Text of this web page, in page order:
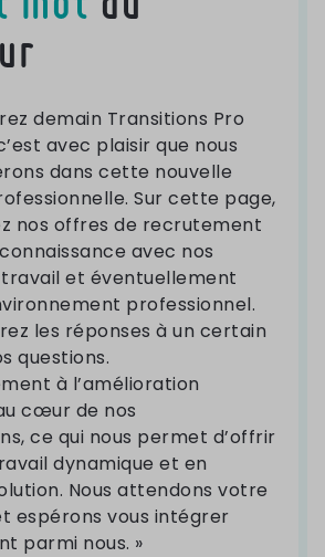
demain Transitions Pro
avec plaisir que nous
dans cette nouvelle
Sur cette page,
nos offres de recrutement
avec nos
et éventuellement
professionnel.
les réponses à un certain
questions.
à l’amélioration
cœur de nos
ce qui nous permet d’offrir
dynamique et en
Nous attendons votre
espérons vous intégrer
parmi nous. »